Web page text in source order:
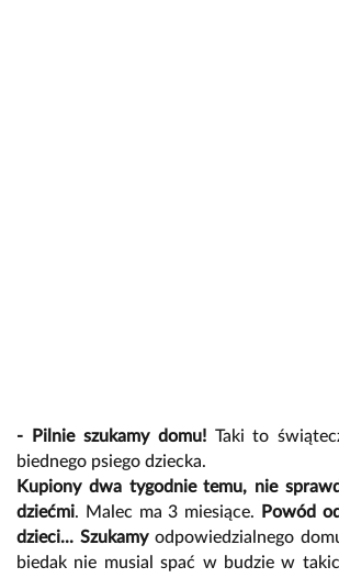
- Pilnie szukamy domu! Taki to
biednego psiego dziecka.
Kupiony dwa tygodnie temu, nie
dziećmi. Malec ma 3 miesiące.
Powód
dzieci... Szukamyodpowiedzialnego
biedak nie musial spać w budzie w